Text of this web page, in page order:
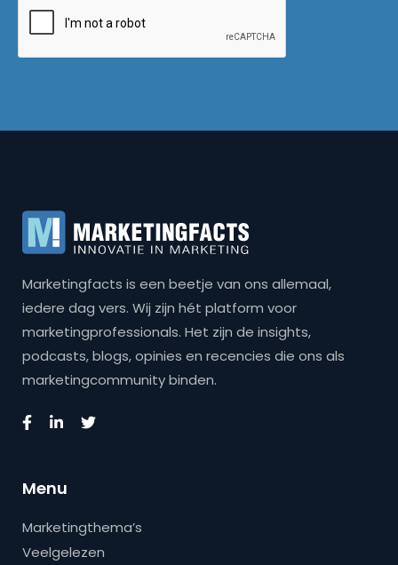
Marketingfacts is een beetje van ons allemaal,
iedere dag vers. Wij zijn hét platform voor
marketingprofessionals. Het zijn de insights,
podcasts, blogs, opinies en recencies die ons als
marketingcommunity binden.
Menu
Marketingthema’s
Veelgelezen